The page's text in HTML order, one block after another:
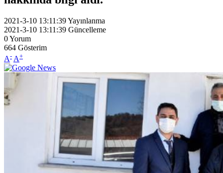
2021-3-10 13:11:39Yayınlanma
2021-3-10 13:11:39 Güncelleme
0Yorum
664 Gösterim
A- A+